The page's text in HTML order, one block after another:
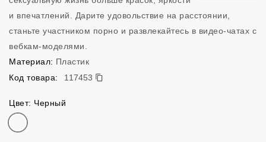
и впечатлений. Дарите удовольствие на расстоянии,
станьте участником порно и развлекайтесь в видео-чатах с
вебкам-моделями.
Материал: Пластик
Код товара:
117453
117453
Цвет: Черный
Цвет